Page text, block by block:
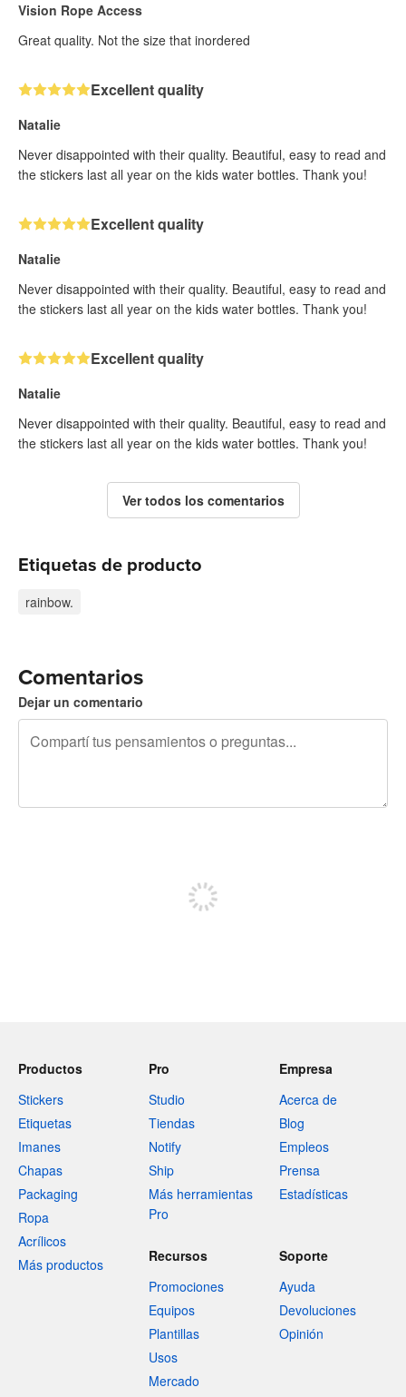
Vision Rope Access
Great quality. Not the size that inordered
Excellent quality
Natalie
Never disappointed with their quality. Beautiful, easy to read and
the stickers last all year on the kids water bottles. Thank you!
Excellent quality
Natalie
Never disappointed with their quality. Beautiful, easy to read and
the stickers last all year on the kids water bottles. Thank you!
Excellent quality
Natalie
Never disappointed with their quality. Beautiful, easy to read and
the stickers last all year on the kids water bottles. Thank you!
Ver todos los comentarios
Etiquetas de producto
rainbow.
Comentarios
Dejar un comentario
Productos
Stickers
Etiquetas
Imanes
Chapas
Packaging
Ropa
Acrílicos
Más productos
Pro
Studio
Tiendas
Notify
Ship
Más herramientas
Pro
Empresa
Acerca de
Blog
Empleos
Prensa
Estadísticas
Recursos
Promociones
Equipos
Plantillas
Usos
Mercado
Soporte
Ayuda
Devoluciones
Opinión